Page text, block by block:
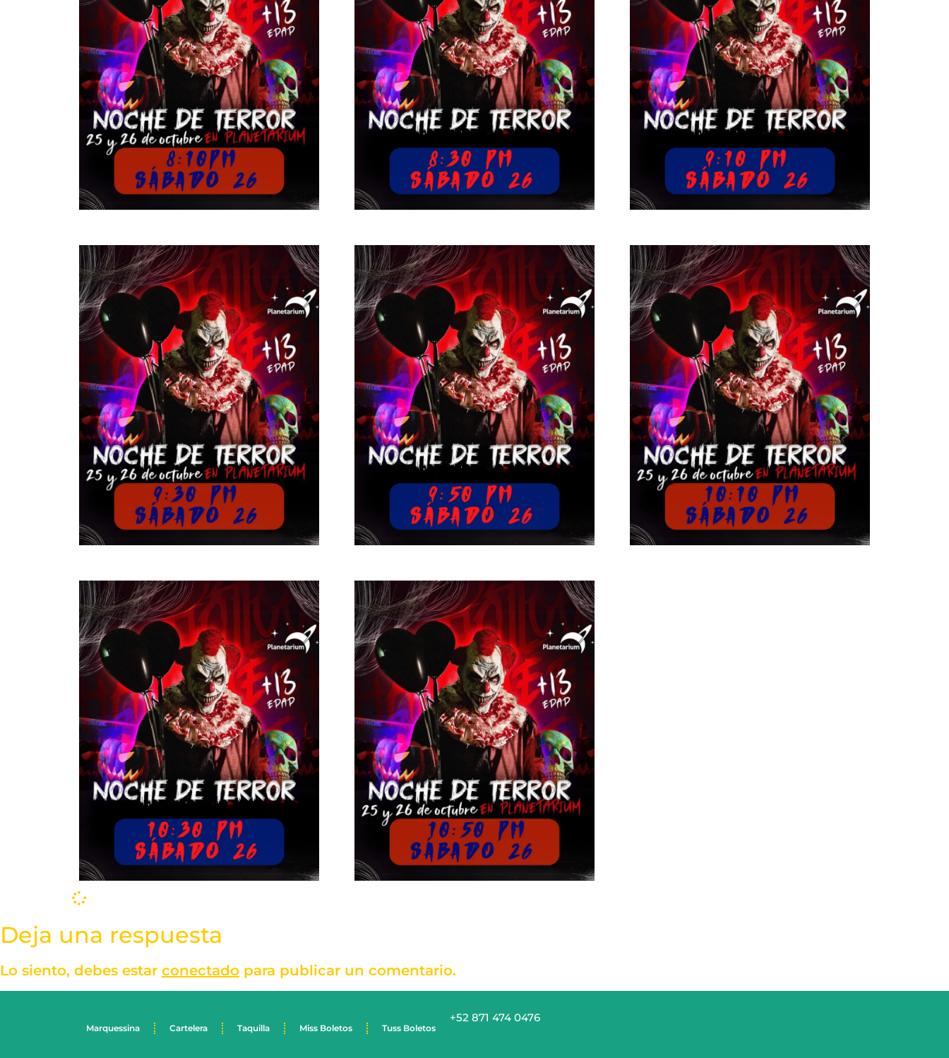
Deja una respuesta
Lo siento, debes estar conectado para publicar un comentario.
Marquessina Cartelera Taquilla Miss Boletos Tuss Boletos
+52 871 474 0476